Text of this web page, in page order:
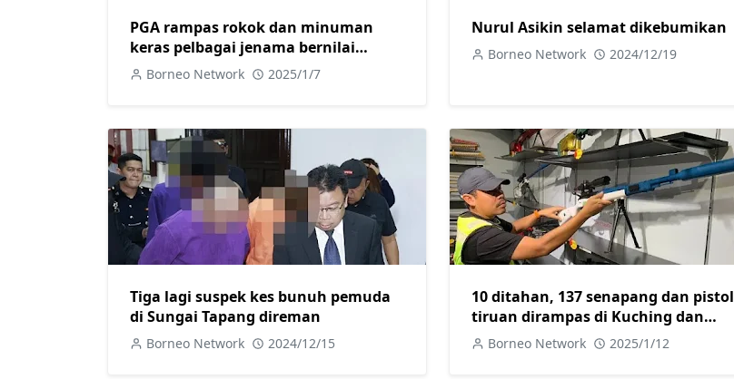
PGA rampas rokok dan minuman
keras pelbagai jenama bernilai
RM34.7 juta dalam dua serbuan
berasingan di Kuching
Borneo Network 2025/1/7
Nurul Asikin selamat dikebumikan
Borneo Network 2024/12/19
Tiga lagi suspek kes bunuh pemuda
di Sungai Tapang direman
Borneo Network 2024/12/15
10 ditahan, 137 senapang dan pistol
tiruan dirampas di Kuching dan
Samarahan
Borneo Network 2025/1/12